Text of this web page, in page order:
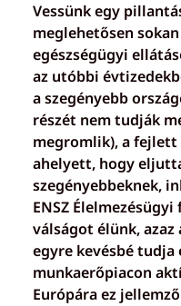
Vessünk egy
meglehetősen
egészségügyi
az utóbbi
a szegényebb
részét nem tudják
megromlik), a fejlett
ahelyett, hogy
szegényebbeknek,
ENSZ
válságot élünk,
egyre kevésbé
munkaerőpiacon
Európára ez